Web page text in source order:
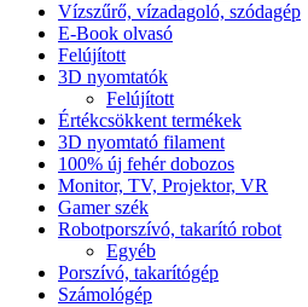
Vízszűrő, vízadagoló, szódagép
E-Book olvasó
Felújított
3D nyomtatók
Felújított
Értékcsökkent termékek
3D nyomtató filament
100% új fehér dobozos
Monitor, TV, Projektor, VR
Gamer szék
Robotporszívó, takarító robot
Egyéb
Porszívó, takarítógép
Számológép